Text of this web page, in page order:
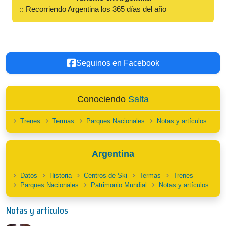
:: Recorriendo Argentina los 365 días del año
Seguinos en Facebook
Conociendo Salta
Trenes Termas Parques Nacionales Notas y artículos
Argentina
Datos Historia Centros de Ski Termas
Trenes
Parques Nacionales
Patrimonio Mundial Notas y artículos
Notas y artículos